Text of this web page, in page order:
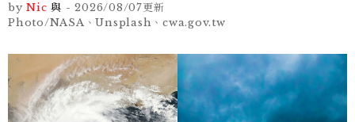
by Nic 與 -2026/08/07更新
Photo/NASA、Unsplash、cwa.gov.tw